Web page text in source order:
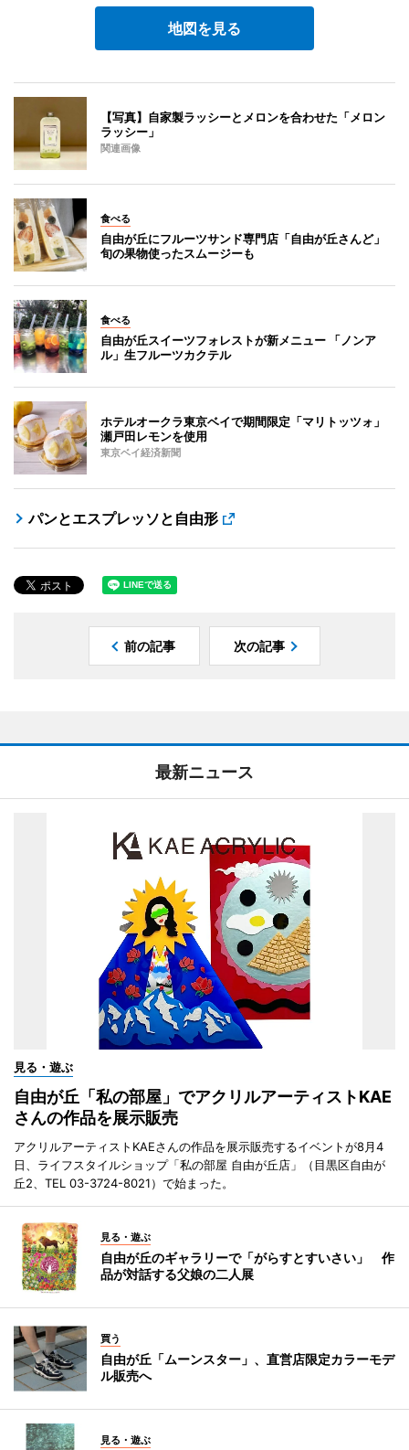
地図を見る
【写真】自家製ラッシーとメロンを合わせた「メロン
ラッシー」
関連画像
食べる
自由が丘にフルーツサンド専門店「自由が丘さんど」
旬の果物使ったスムージーも
食べる
自由が丘スイーツフォレストが新メニュー 「ノンア
ル」生フルーツカクテル
ホテルオークラ東京ベイで期間限定「マリトッツォ」
瀬戸田レモンを使用
東京ベイ経済新聞
パンとエスプレッソと自由形
前の記事 次の記事
最新ニュース
見る・遊ぶ
自由が丘「私の部屋」でアクリルアーティストKAE
さんの作品を展示販売
アクリルアーティストKAEさんの作品を展示販売するイベントが8月4
日、ライフスタイルショップ「私の部屋 自由が丘店」（目黒区自由が
丘2、TEL 03-3724-8021）で始まった。
見る・遊ぶ
自由が丘のギャラリーで「がらすとすいさい」 作
品が対話する父娘の二人展
買う
自由が丘「ムーンスター」、直営店限定カラーモデ
ル販売へ
見る・遊ぶ